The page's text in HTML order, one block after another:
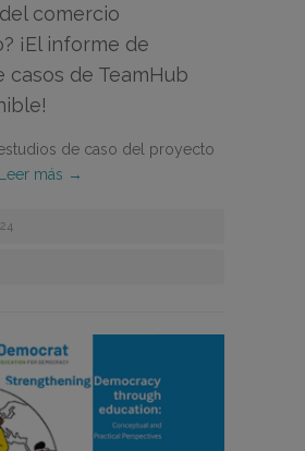
comercio
¡El informe de
casos de TeamHub
de caso del proyecto
Leer más →